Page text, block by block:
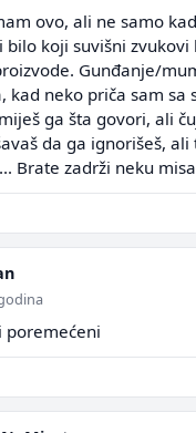
ovo, ali ne samo
bilo koji suvišni zvukovi
Gunđanje/
kad neko priča sam sa
ga šta govori, ali
da ga ignorišeš, ali
Brate zadrži neku
poremećeni